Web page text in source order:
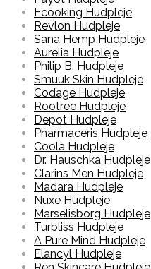
Ecooking Hudpleje
Revlon Hudpleje
Sana Hemp Hudpleje
Aurelia Hudpleje
Philip B. Hudpleje
Smuuk Skin Hudpleje
Codage Hudpleje
Rootree Hudpleje
Depot Hudpleje
Pharmaceris Hudpleje
Coola Hudpleje
Dr. Hauschka Hudpleje
Clarins Men Hudpleje
Madara Hudpleje
Nuxe Hudpleje
Marselisborg Hudpleje
Turbliss Hudpleje
A Pure Mind Hudpleje
Elancyl Hudpleje